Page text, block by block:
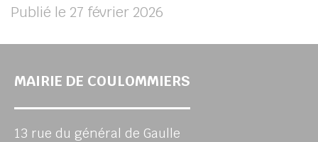
Publié le 27 février 2026
MAIRIE DE COULOMMIERS
13 rue du général de Gaulle